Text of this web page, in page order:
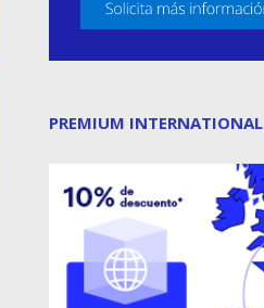
PREMIUM INTERNATIONAL